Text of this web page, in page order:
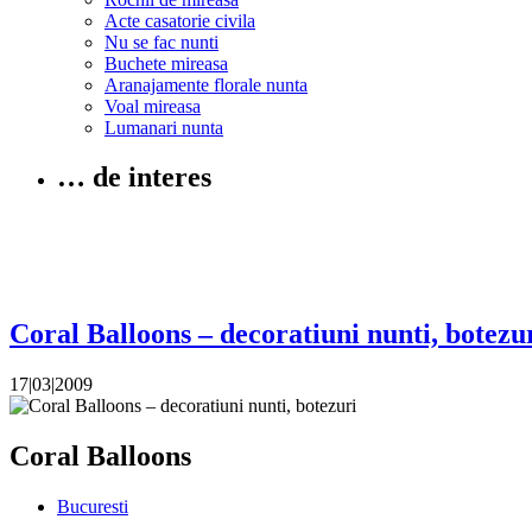
Acte casatorie civila
Nu se fac nunti
Buchete mireasa
Aranajamente florale nunta
Voal mireasa
Lumanari nunta
… de interes
Coral Balloons – decoratiuni nunti,
17|03|2009
Coral Balloons
Bucuresti